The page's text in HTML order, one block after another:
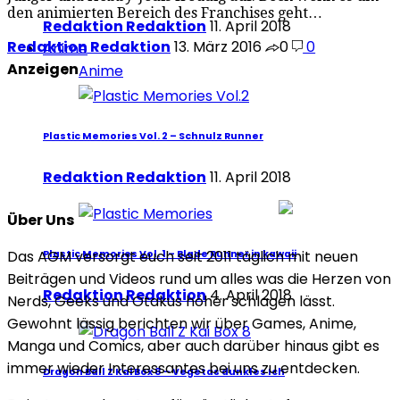
Redaktion Redaktion 11. April 2018
Anime
Anime
Plastic Memories Vol. 2 – Schnulz Runner
Redaktion Redaktion 11. April 2018
Plastic Memories Vol. 1 – Blade Runner in kawaii
Redaktion Redaktion4. April 2018
Dragon Ball Z Kai Box 8 – Vegetas dunkles Ich
den animierten Bereich des Franchises geht…
Redaktion Redaktion 13. März 2016 0
0
Anzeigen
Über Uns
Das AGM versorgt euch seit 2011 täglich mit neuen
Beiträgen und Videos rund um alles was die Herzen von
Nerds, Geeks und Otakus höher schlagen lässt.
Gewohnt lässig berichten wir über Games, Anime,
Manga und Comics, aber auch darüber hinaus gibt es
immer wieder Interessantes bei uns zu entdecken.